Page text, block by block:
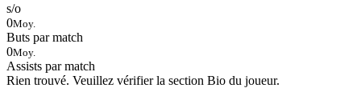
s/o
0Moy.
Buts par match
0Moy.
Assists par match
Rien trouvé. Veuillez vérifier la section Bio du joueur.